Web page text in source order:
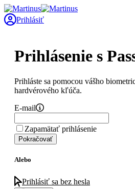
Prihlásiť
Prihlásenie s
Prihláste sa pomocou vášho
hardvérového kľúča.
E-mail
Zapamätať prihlásenie
Pokračovať
Alebo
Prihlásiť sa bez hesla